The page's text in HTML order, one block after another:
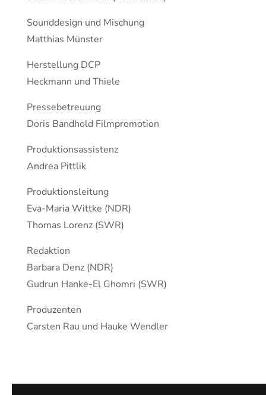
Sounddesign und Mischung
Matthias Münster
Herstellung DCP
Heckmann und Thiele
Pressebetreuung
Doris Bandhold Filmpromotion
Produktionsassistenz
Andrea Pittlik
Produktionsleitung
Eva-Maria Wittke (NDR)
Thomas Lorenz (SWR)
Redaktion
Barbara Denz (NDR)
Gudrun Hanke-El Ghomri (SWR)
Produzenten
Carsten Rau und Hauke Wendler